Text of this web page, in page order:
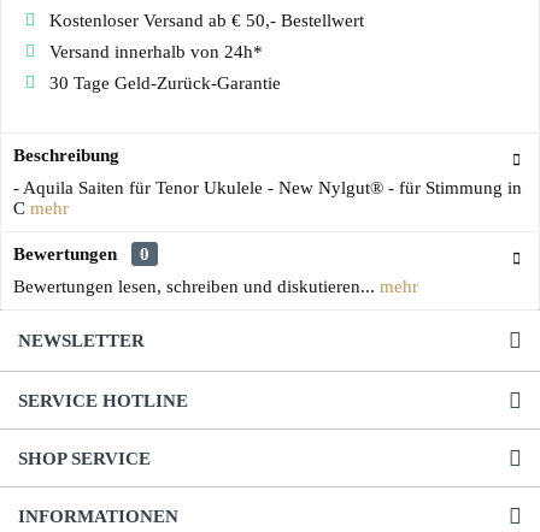
Kostenloser Versand ab € 50,- Bestellwert
Versand innerhalb von 24h*
30 Tage Geld-Zurück-Garantie
Beschreibung
- Aquila Saiten für Tenor Ukulele - New Nylgut® - für Stimmung in
C mehr
Bewertungen
0
Bewertungen lesen, schreiben und diskutieren... mehr
NEWSLETTER
SERVICE HOTLINE
SHOP SERVICE
INFORMATIONEN